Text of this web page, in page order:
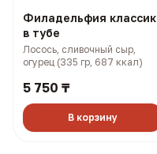
Филадельфия классик
в тубе
Лосось, сливочный сыр,
огурец (335 гр, 687 ккал)
5 750 ₸
В корзину